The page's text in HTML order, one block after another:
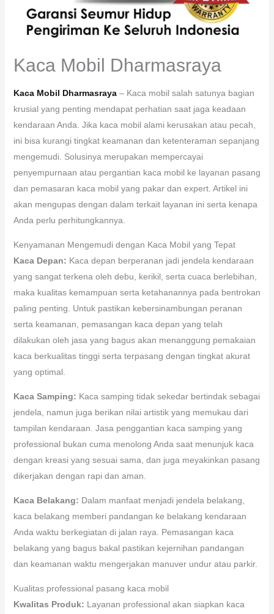
Kaca Mobil Dharmasraya
Kaca Mobil Dharmasraya – Kaca mobil salah satunya bagian
krusial yang penting mendapat perhatian saat jaga keadaan
kendaraan Anda. Jika kaca mobil alami kerusakan atau pecah,
ini bisa kurangi tingkat keamanan dan ketenteraman sepanjang
mengemudi. Solusinya merupakan mempercayai
penyempurnaan atau pergantian kaca mobil ke layanan pasang
dan pemasaran kaca mobil yang pakar dan expert. Artikel ini
akan mengupas dengan dalam terkait layanan ini serta kenapa
Anda perlu perhitungkannya.
Kenyamanan Mengemudi dengan Kaca Mobil yang Tepat
Kaca Depan: Kaca depan berperanan jadi jendela kendaraan
yang sangat terkena oleh debu, kerikil, serta cuaca berlebihan,
maka kualitas kemampuan serta ketahanannya pada bentrokan
paling penting. Untuk pastikan kebersinambungan peranan
serta keamanan, pemasangan kaca depan yang telah
dilakukan oleh jasa yang bagus akan menanggung pemakaian
kaca berkualitas tinggi serta terpasang dengan tingkat akurat
yang optimal.
Kaca Samping: Kaca samping tidak sekedar bertindak sebagai
jendela, namun juga berikan nilai artistik yang memukau dari
tampilan kendaraan. Jasa penggantian kaca samping yang
professional bukan cuma menolong Anda saat menunjuk kaca
dengan kreasi yang sesuai sama, dan juga meyakinkan pasang
dikerjakan dengan rapi dan aman.
Kaca Belakang: Dalam manfaat menjadi jendela belakang,
kaca belakang memberi pandangan ke belakang kendaraan
Anda waktu berkegiatan di jalan raya. Pemasangan kaca
belakang yang bagus bakal pastikan kejernihan pandangan
dan keamanan waktu mengerjakan manuver undur atau parkir.
Kualitas professional pasang kaca mobil
Kwalitas Produk: Layanan professional akan siapkan kaca